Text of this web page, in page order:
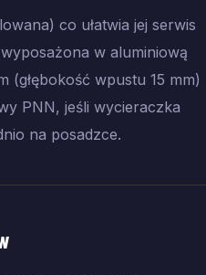
co ułatwia jej serwis
w aluminiową
(głębokość wpustu 15 mm)
PNN, jeśli wycieraczka
na posadzce.